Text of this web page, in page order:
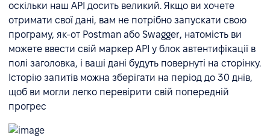
оскільки наш API досить великий. Якщо ви хочете
отримати свої дані, вам не потрібно запускати свою
програму, як-от Postman або Swagger, натомість ви
можете ввести свій маркер API у блок автентифікації в
полі заголовка, і ваші дані будуть повернуті на сторінку.
Історію запитів можна зберігати на період до 30 днів,
щоб ви могли легко перевірити свій попередній
прогрес